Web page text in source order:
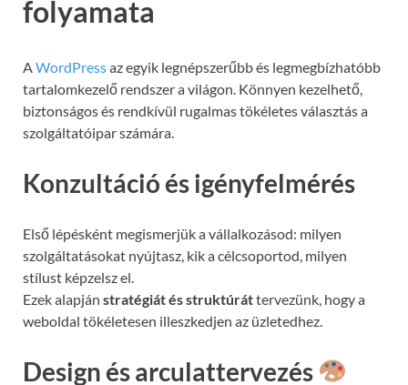
folyamata
AWordPressaz egyik legnépszerűbb és legmegbízhatóbb
tartalomkezelő rendszer a világon. Könnyen kezelhető,
biztonságos és rendkívül rugalmas tökéletes választás a
szolgáltatóipar számára.
Konzultáció és igényfelmérés
Első lépésként megismerjük a vállalkozásod: milyen
szolgáltatásokat nyújtasz, kik a célcsoportod, milyen
stílust képzelsz el.
Ezek alapján stratégiát és struktúráttervezünk, hogy a
weboldal tökéletesen illeszkedjen az üzletedhez.
Design és arculattervezés